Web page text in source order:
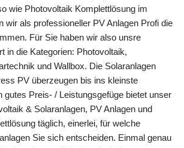
wie Photovoltaik Komplettlösung im
wir als professioneller PV Anlagen Profi die
Für Sie haben wir also unsre
in die Kategorien: Photovoltaik,
und Wallbox. Die Solaranlagen
PV überzeugen bis ins kleinste
gutes Preis- / Leistungsgefüge bietet unser
& Solaranlagen, PV Anlagen und
täglich, einerlei, für welche
Sie sich entscheiden. Einmal genau